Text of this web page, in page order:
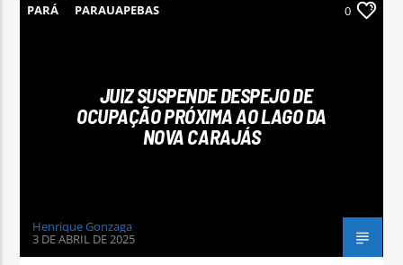
Arara Azul FM
PARÁ PARAUAPEBAS 0
JUIZ SUSPENDE DESPEJO DE
OCUPAÇÃO PRÓXIMA AO LAGO DA
NOVA CARAJÁS
Henrique Gonzaga
3 DE ABRIL DE 2025